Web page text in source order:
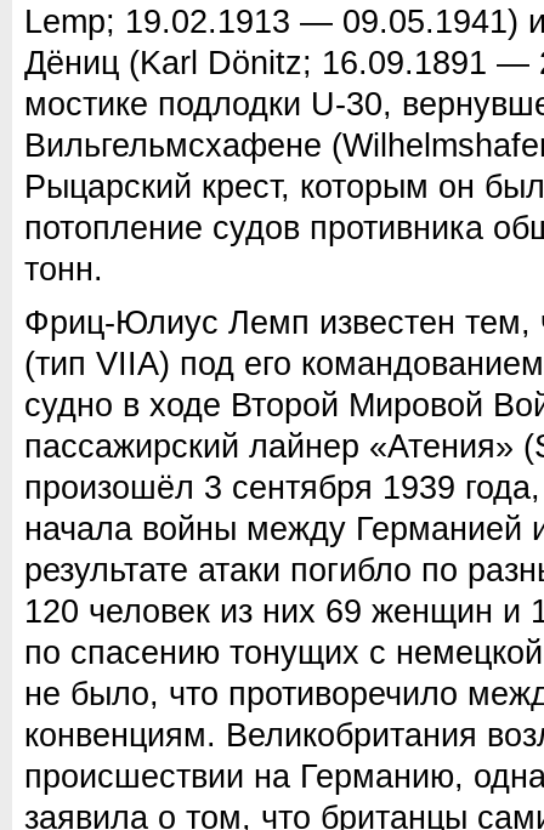
Lemp; 19.02.1913 — 09.05.1941)
Дёниц (Karl Dönitz; 16.09.1891 —
мостике подлодки U-30,
Вильгельмсхафене
Рыцарский крест, которым он
потопление судов противника
тонн.
Фриц-Юлиус Лемп известен тем,
(тип VIIA) под его
судно в ходе Второй Мировой
пассажирский лайнер «Атения»
произошёл 3 сентября 1939
начала войны между Германией
результате атаки погибло по
120 человек из них 69 женщин и
по спасению тонущих с
не было, что противоречило
конвенциям. Великобритания
происшествии на Германию,
заявила о том, что британцы